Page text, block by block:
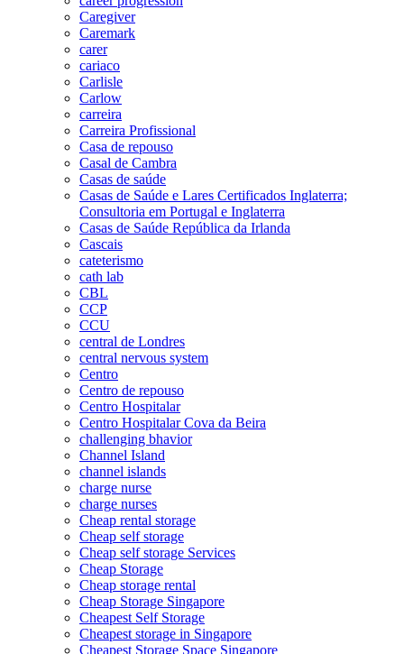
Caregiver
Caremark
carer
cariaco
Carlisle
Carlow
carreira
Carreira Profissional
Casa de repouso
Casal de Cambra
Casas de saúde
Casas de Saúde e Lares Certificados Inglaterra;
Consultoria em Portugal e Inglaterra
Casas de Saúde República da Irlanda
Cascais
cateterismo
cath lab
CBL
CCP
CCU
central de Londres
central nervous system
Centro
Centro de repouso
Centro Hospitalar
Centro Hospitalar Cova da Beira
challenging bhavior
Channel Island
channel islands
charge nurse
charge nurses
Cheap rental storage
Cheap self storage
Cheap self storage Services
Cheap Storage
Cheap storage rental
Cheap Storage Singapore
Cheapest Self Storage
Cheapest storage in Singapore
Cheapest Storage Space Singapore